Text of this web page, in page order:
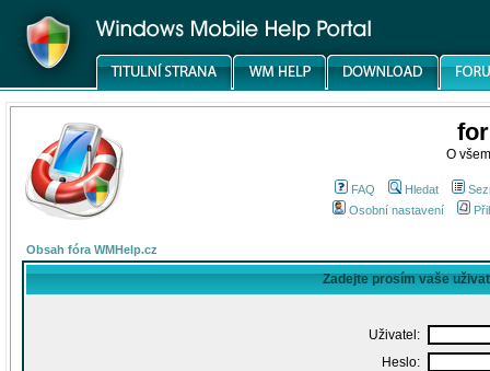
O
FAQ Hledat
Osobní nastavení
Obsah fóra WMHelp.cz
Zadejte prosím vaše
Uživatel:
Heslo: